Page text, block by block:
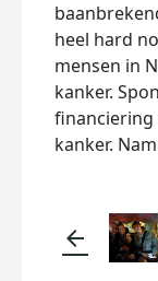
heel hard
mensen in
kanker.
financiering
kanker.
arrow_back